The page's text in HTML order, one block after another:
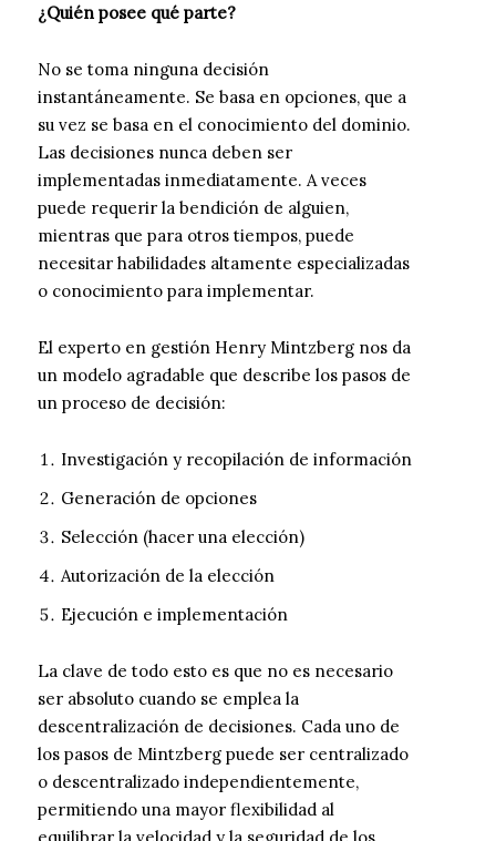
¿Quién posee qué parte?
No se toma ninguna decisión
instantáneamente. Se basa en opciones, que a
su vez se basa en el conocimiento del dominio.
Las decisiones nunca deben ser
implementadas inmediatamente. A veces
puede requerir la bendición de alguien,
mientras que para otros tiempos, puede
necesitar habilidades altamente especializadas
o conocimiento para implementar.
El experto en gestión Henry Mintzberg nos da
un modelo agradable que describe los pasos de
un proceso de decisión:
Investigación y recopilación de información
Generación de opciones
Selección (hacer una elección)
Autorización de la elección
Ejecución e implementación
La clave de todo esto es que no es necesario
ser absoluto cuando se emplea la
descentralización de decisiones. Cada uno de
los pasos de Mintzberg puede ser centralizado
o descentralizado independientemente,
permitiendo una mayor flexibilidad al